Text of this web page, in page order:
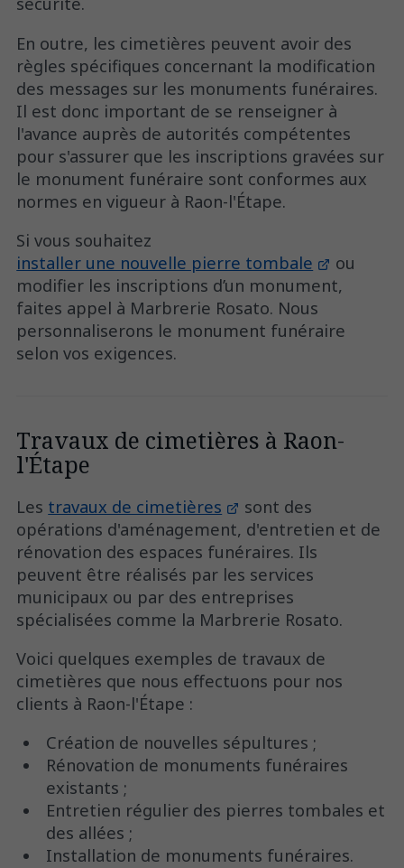
En outre, les cimetières peuvent avoir des
règles spécifiques concernant la modification
des messages sur les monuments funéraires.
Il est donc important de se renseigner à
l'avance auprès de autorités compétentes
pour s'assurer que les inscriptions gravées sur
le monument funéraire sont conformes aux
normes en vigueur à Raon-l'Étape.
Si vous souhaitez
installer une nouvelle pierre tombale
ou
modifier les inscriptions d’un monument,
faites appel à Marbrerie Rosato. Nous
personnaliserons le monument funéraire
selon vos exigences.
Travaux de cimetières à Raon-
l'Étape
Les travaux de cimetières
sont des
opérations d'aménagement, d'entretien et de
rénovation des espaces funéraires. Ils
peuvent être réalisés par les services
municipaux ou par des entreprises
spécialisées comme la Marbrerie Rosato.
Voici quelques exemples de travaux de
cimetières que nous effectuons pour nos
clients à Raon-l'Étape :
Création de nouvelles sépultures ;
Rénovation de monuments funéraires
existants ;
Entretien régulier des pierres tombales et
des allées ;
Installation de monuments funéraires.